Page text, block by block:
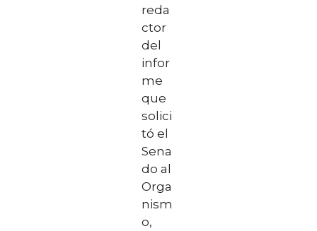
reda
ctor
del
infor
me
que
solici
tó el
Sena
do al
Orga
nism
o,